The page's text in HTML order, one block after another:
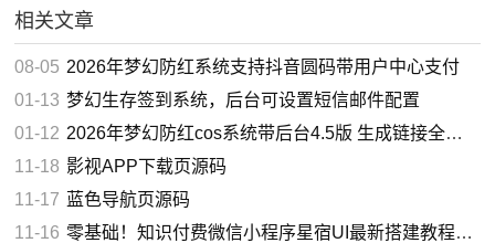
相关文章
08-05 2026年梦幻防红系统支持抖音圆码带用户中心支付
01-13 梦幻生存签到系统，后台可设置短信邮件配置
01-12 2026年梦幻防红cos系统带后台4.5版 生成链接全套防红
11-18 影视APP下载页源码
11-17 蓝色导航页源码
11-16 零基础！知识付费微信小程序星宿UI最新搭建教程，附带配套软件